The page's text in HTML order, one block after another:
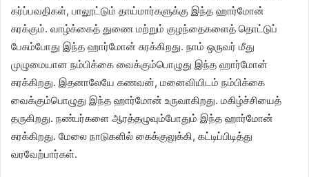
கர்ப்பவதிகள், பாலூட்டும் தாய்மார்களுக்கு இந்த ஹார்மோன்
சுரக்கும். வாழ்க்கைத் துணை மற்றும் குழந்தைகளைத் தொட்டுப்
பேசும்போது இந்த ஹார்மோன் சுரக்கிறது. நாம் ஒருவர் மீது
முழுமையான நம்பிக்கை வைக்கும்பொழுது இந்த ஹார்மோன்
சுரக்கிறது. இதனாலேயே கணவன், மனைவியிடம் நம்பிக்கை
வைக்கும்பொழுது இந்த ஹார்மோன் உருவாகிறது. மகிழ்ச்சியைத்
தருகிறது. நண்பர்களை ஆரத்தழுவும்போதும் இந்த ஹார்மோன்
சுரக்கிறது. மேலை நாடுகளில் கைக்குலுக்கி, கட்டிப்பிடித்து
வரவேற்பார்கள்.